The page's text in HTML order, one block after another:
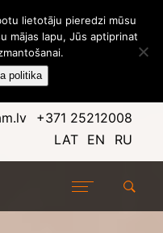
+371 25212008
LAT
EN RU
lietotāju pieredzi mūsu
mājas lapu, Jūs aptiprinat
politika